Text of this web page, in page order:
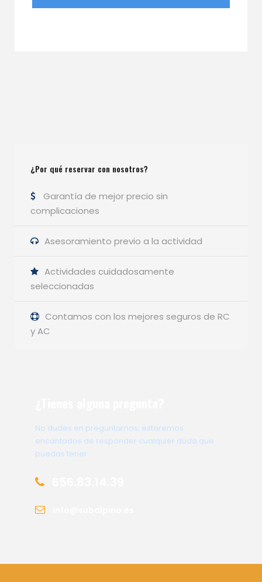
¿Por qué reservar con nosotros?
Garantía de mejor precio sin
complicaciones
Asesoramiento previo a la actividad
Actividades cuidadosamente
seleccionadas
Contamos con los mejores seguros de RC
y AC
No dudes en preguntarnos, estaremos
encantados de responder cualquier duda que
puedas tener